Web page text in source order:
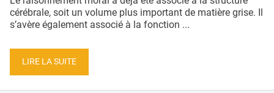
cérébrale, soit un volume plus important de matière grise. Il
s’avère également associé à la fonction ...
LIRE LA SUITE